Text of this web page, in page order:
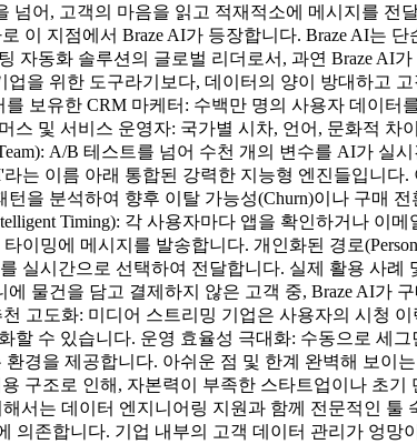
어, 고객의 마음을 읽고 적재적소에 메시지를 전
이 지점에서 Braze AI가 등장합니다. Braze AI는
동화 솔루션의 글로벌 리더로서, 과연 Braze AI
을 위한 도구라기보다, 데이터의 양이 방대하고
보유한 CRM 마케터: 수백만 명의 사용자 데이
및 서비스 운영자: 국가별 시차, 언어, 문화적
A/B 테스트를 넘어 수천 개의 변수를 AI가 실
는 이름 아래 통합된 강력한 지능형 엔진들입니
턴을 분석하여 향후 이탈 가능성(Churn)이나 구매
Timing): 각 사용자마다 앱을 확인하거나 이
밍에 메시지를 발송합니다. 개인화된 경로
실시간으로 선택하여 전달합니다. 실제 활용 사례
물건을 담고 결제하지 않은 고객 중, Braze AI가
고도화: 미디어 스트리밍 기업은 사용자의 시청
수 있습니다. 운영 효율성 극대화: 수동으로 세
경을 제공합니다. 아쉬운 점 및 한계 완벽해 보이
구조로 인해, 자본력이 부족한 스타트업이나 초
서는 데이터 엔지니어링 지원과 함께 전문적인
존합니다. 기업 내부의 고객 데이터 관리가 엉망